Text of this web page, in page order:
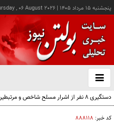
پنجشنبه ۱۵ مرداد ۱۴۰۵ |
, 06 August 2026
باز
و
دستگیری ۸ نفر از اشرار مسلح شاخص و مرتبطین گروهک‌های تروریستی
کد خبر: ۸۸۸۱۱۸